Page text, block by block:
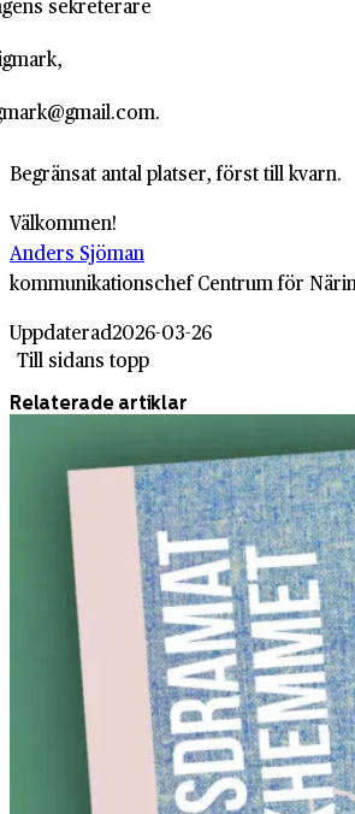
Begränsat antal platser, först till kvarn.
Välkommen!
Anders Sjöman
kommunikationschef Centrum för
Uppdaterad2026-03-26
Till sidans topp
Relaterade artiklar